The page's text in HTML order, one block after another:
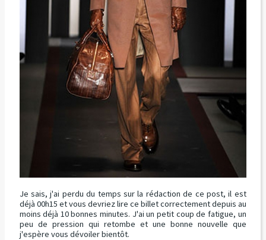
Je sais, j'ai perdu du temps sur la rédaction de ce post, il est
déjà 00h15 et vous devriez lire ce billet correctement depuis au
moins déjà 10 bonnes minutes. J'ai un petit coup de fatigue, un
peu de pression qui retombe et une bonne nouvelle que
j'espère vous dévoiler bientôt.